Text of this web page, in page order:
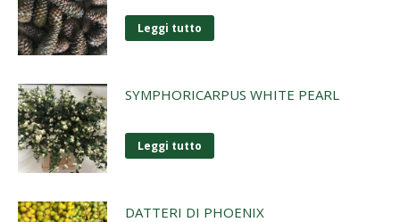
Leggi tutto
SYMPHORICARPUS WHITE PEARL
Leggi tutto
DATTERI DI PHOENIX